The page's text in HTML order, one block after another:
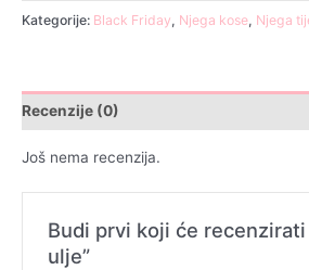
Kategorije: Black Friday, Njega kose, Njega
Recenzije (0)
Još nema recenzija.
Budi prvi koji će recenzirati
ulje”